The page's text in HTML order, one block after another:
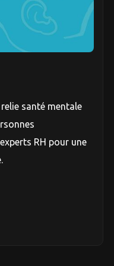
santé mentale
RH pour une